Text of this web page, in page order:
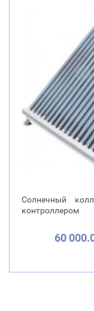
Солнечный
контроллером
60